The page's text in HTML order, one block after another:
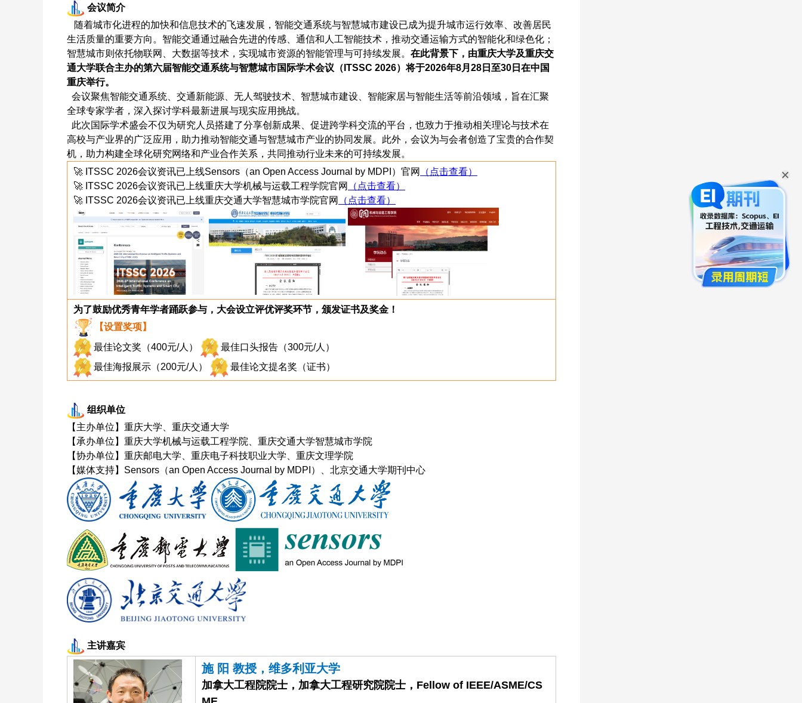
会议简介
随着城市化进程的加快和信息技术的飞速发展，智能交通系统与智慧城市建设已成为提升城市运行效率、改善居民
生活质量的重要方向。智能交通通过融合先进的传感、通信和人工智能技术，推动交通运输方式的智能化和绿色化；
智慧城市则依托物联网、大数据等技术，实现城市资源的智能管理与可持续发展。 在此背景下，由重庆大学及重庆交
通大学联合主办的第六届智能交通系统与智慧城市国际学术会议（ITSSC 2026）将于2026年8月28日至30日在中国
重庆举行。
会议聚焦智能交通系统、交通新能源、无人驾驶技术、智慧城市建设、智能家居与智能生活等前沿领域，旨在汇聚
全球专家学者，深入探讨学科最新进展与现实应用挑战。
此次国际学术盛会不仅为研究人员搭建了分享创新成果、促进跨学科交流的平台，也致力于推动相关理论与技术在
高校与产业界的广泛应用，助力推动智能交通与智慧城市产业的协同发展。此外，会议为与会者创造了宝贵的合作契
机，助力构建全球化研究网络和产业合作关系，共同推动行业未来的可持续发展。
🚀 ITSSC 2026会议资讯已上线Sensors（an Open Access Journal by MDPI）官网
（点击查看）
🚀 ITSSC 2026会议资讯已上线重庆大学机械与运载工程学院官网
（点击查看）
🚀 ITSSC 2026会议资讯已上线重庆交通大学智慧城市学院官网
（点击查看）
为了鼓励优秀青年学者踊跃参与，大会设立评优评奖环节，颁发证书及奖金！
【设置奖项】
最佳论文奖（400元/人）
最佳口头报告（300元/人）
最佳海报展示（200元/人）
最佳论文提名奖（证书）
组织单位
【主办单位】重庆大学、重庆交通大学
【承办单位】重庆大学机械与运载工程学院、重庆交通大学智慧城市学院
【协办单位】重庆邮电大学、重庆电子科技职业大学、重庆文理学院
【媒体支持】Sensors（an Open Access Journal by MDPI）、北京交通大学期刊中心
主讲嘉宾
施 阳 教授，维多利亚大学
加拿大工程院院士，加拿大工程研究院院士，Fellow of IEEE/ASME/CS